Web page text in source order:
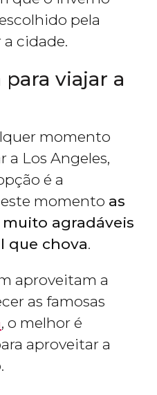
pela
cidade.
viajar a
momento
a Los Angeles,
é a
momento as
agradáveis
que chova.
aproveitam a
as famosas
, o melhor é
aproveitar a